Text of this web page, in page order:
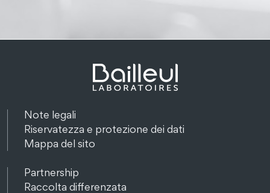
Note legali
Riservatezza e protezione dei dati
Mappa del sito
Partnership
Raccolta differenzata